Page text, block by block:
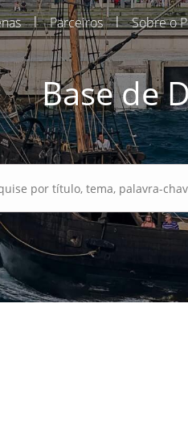
| Parceiros | Sobre o
Base de